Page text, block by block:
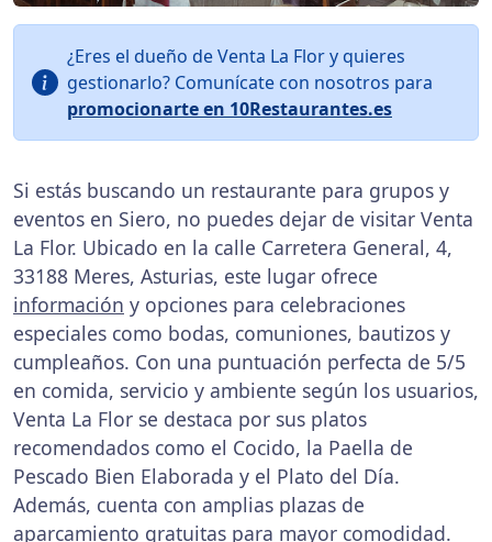
¿Eres el dueño de Venta La Flor y quieres
gestionarlo? Comunícate con nosotros para
promocionarte en 10Restaurantes.es
Si estás buscando un restaurante para grupos y
eventos en Siero, no puedes dejar de visitar Venta
La Flor. Ubicado en la calle Carretera General, 4,
33188 Meres, Asturias, este lugar ofrece
información y opciones para celebraciones
especiales como bodas, comuniones, bautizos y
cumpleaños. Con una puntuación perfecta de 5/5
en comida, servicio y ambiente según los usuarios,
Venta La Flor se destaca por sus platos
recomendados como el Cocido, la Paella de
Pescado Bien Elaborada y el Plato del Día.
Además, cuenta con amplias plazas de
aparcamiento gratuitas para mayor comodidad.